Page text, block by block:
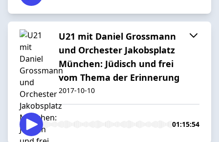
U21 mit Daniel Grossmann
und Orchester Jakobsplatz
München: Jüdisch und frei
vom Thema der Erinnerung
2017-10-10
01:15:54